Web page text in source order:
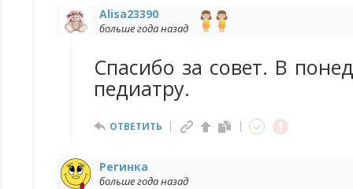
Alisa23390
больше года назад
Спасибо за совет. В
педиатру.
ОТВЕТИТЬ
Регинка
больше года назад